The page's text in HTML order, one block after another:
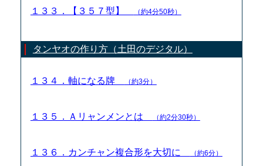
１３３．【３５７型】 （約4分50秒）
タンヤオの作り方（土田のデジタル）
１３４．軸になる牌 （約3分）
１３５．Ａリャンメンとは （約2分30秒）
１３６．カンチャン複合形を大切に （約6分）